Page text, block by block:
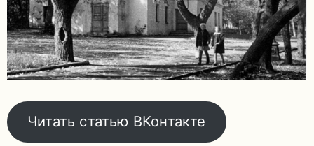
Читать статью ВКонтакте